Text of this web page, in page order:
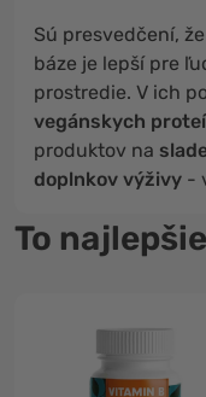
Sú presvedčení,
báze je lepší pre
prostredie. V ich
vegánskych
produktov na
doplnkov výživy -
To